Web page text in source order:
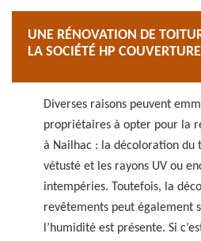
UNE RÉNOVATION DE
LA SOCIÉTÉ HP COUVERTURE
Diverses raisons peuvent
propriétaires à opter pour la
à Nailhac : la décoloration du
vétusté et les rayons UV ou
intempéries. Toutefois, la
revêtements peut également
l’humidité est présente. Si